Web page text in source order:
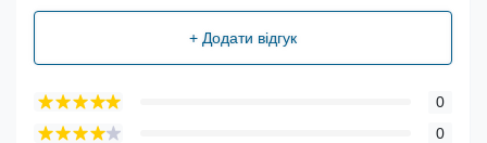
+ Додати відгук
0
0